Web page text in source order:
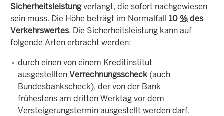
Sicherheitsleistungverlangt, die sofort nachgewiesen
sein muss. Die Höhe beträgt im Normalfall 10 %des
Verkehrswertes. Die Sicherheitsleistung kann auf
folgende Arten erbracht werden:
durch einen von einem Kreditinstitut
ausgestelltenVerrechnungsscheck (auch
Bundesbankscheck), der von der Bank
frühestens am dritten Werktag vor dem
Versteigerungstermin ausgestellt werden darf,